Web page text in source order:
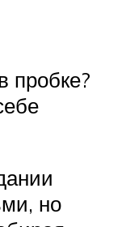
пробке?
но